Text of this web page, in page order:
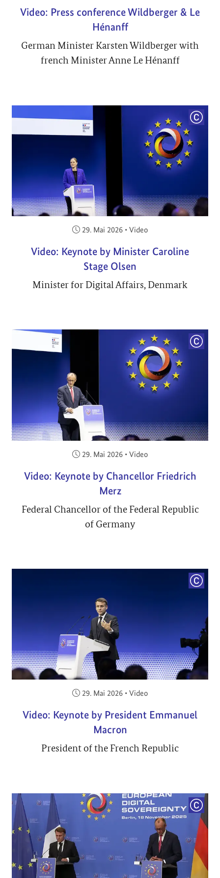
Video: Press conference Wildberger & Le
Hénanff
German Minister Karsten Wildberger with
french Minister Anne Le Hénanff
Veröffentlicht am:
29. Mai 2026 • Video
Video: Keynote by Minister Caroline
Stage Olsen
Minister for Digital Affairs, Denmark
Veröffentlicht am:
29. Mai 2026 • Video
Video: Keynote by Chancellor Friedrich
Merz
Federal Chancellor of the Federal Republic
of Germany
Veröffentlicht am:
29. Mai 2026 • Video
Video: Keynote by President Emmanuel
Macron
President of the French Republic